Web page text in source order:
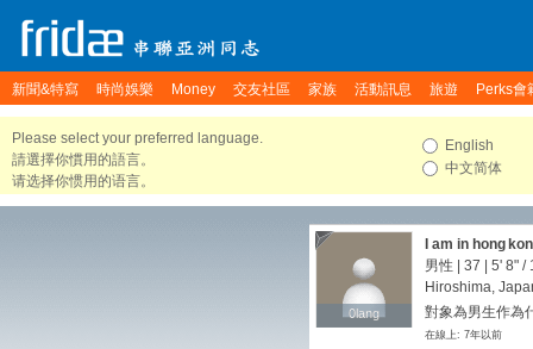
新聞&特寫 時尚娛樂 Money 交友社區 家族 活動訊息 旅遊 Perks會
Please select your preferred language.
請選擇你慣用的語言。
请选择你惯用的语言。
English
中文简体
0lang
0lang
I am in hong
男性 | 37 | 5' 8" /
Hiroshima,
對象為男生作為
在線上: 7年以前